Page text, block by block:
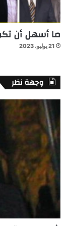
ما أسهل أن
21 يوليو، 2023
وجهة نظر